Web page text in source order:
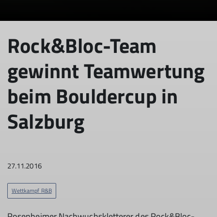
Rock&Bloc-Team
gewinnt Teamwertung
beim Bouldercup in
Salzburg
27.11.2016
Wettkampf R&B